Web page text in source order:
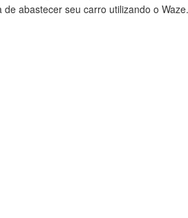
abastecer seu carro utilizando o Waze.